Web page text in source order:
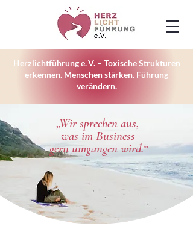
Herzlichtführung e. V. – Toxische Strukturen
erkennen. Menschen stärken. Führung
verändern.
„Wir sprechen aus,
was im Business
gern umgangen wird.“